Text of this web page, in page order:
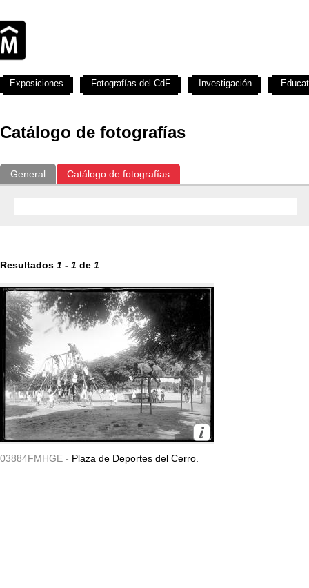
Catálogo de fotografías
General Catálogo de fotografías
Resultados 1 - 1 de 1
03884FMHGE - Plaza de Deportes del Cerro.
Exposiciones Fotografías del CdF Investigación